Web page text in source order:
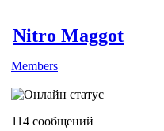
Nitro Maggot
Members
114 сообщений